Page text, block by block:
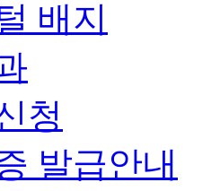
배지
청
발급안내